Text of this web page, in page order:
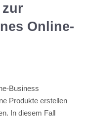
Online-
Business
Produkte erstellen
In diesem Fall